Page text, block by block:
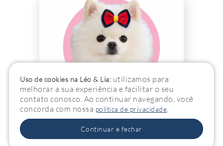
Laços
Uso de cookies na Léo & Lia: utilizamos para
melhorar a sua experiência e facilitar o seu
contato conosco. Ao continuar navegando, você
concorda com nossa política de privacidade
Continuar e fechar